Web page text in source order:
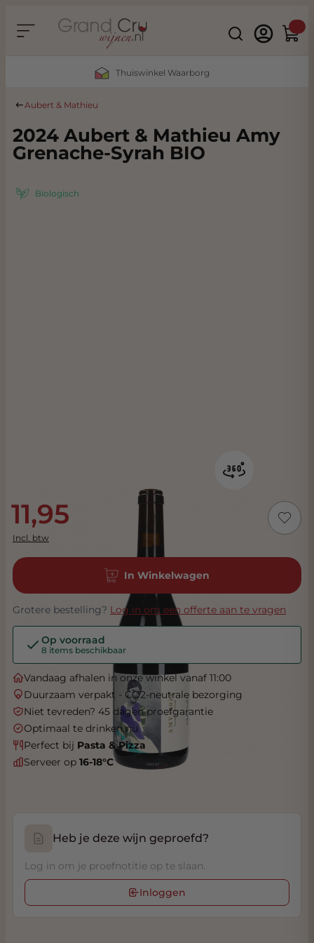
Search
Thuiswinkel Waarborg
Aubert & Mathieu
2024 Aubert & Mathieu Amy
Grenache-Syrah BIO
Biologisch
11,95
Incl. btw
In Winkelwagen
Grotere bestelling? Log in om een offerte aan te vragen
Op voorraad
8 items beschikbaar
Vandaag afhalen in onze winkel vanaf 11:00
Duurzaam verpakt - CO2-neutrale bezorging
Niet tevreden? 45 dagen proefgarantie
Optimaal te drinken nu
Perfect bij Pasta & Pizza
Serveer op 16-18°C
Heb je deze wijn geproefd?
Log in om je proefnotitie op te slaan.
Inloggen